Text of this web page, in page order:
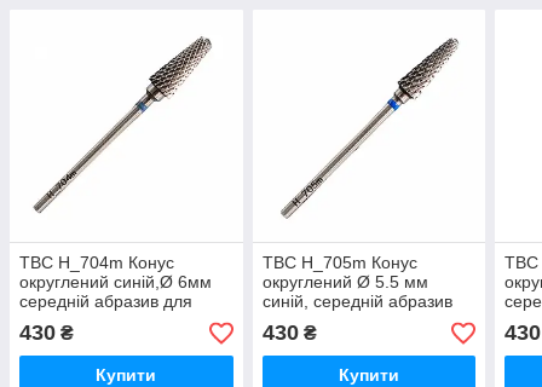
ТВС H_704m Конус
округлений синій,Ø 6мм
середній абразив для
зняття штучного
матеріалу. Південна
Корея.
430 ₴
Купити
ТВС H_705m Конус
округлений Ø 5.5 мм
синій, середній абразив
для зняття штучного
матеріалу. Південна
Корея.
430₴
Купити
ТВС
430